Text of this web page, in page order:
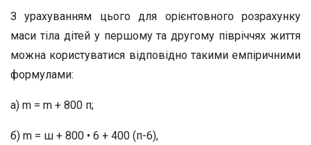
З урахуванням цього для орієнтовного розрахунку
маси тіла дітей у першому та другому півріччях життя
можна користуватися відповідно такими емпіричними
формулами:
а) m = m + 800 п;
б) m = ш + 800 • 6 + 400 (п-6),